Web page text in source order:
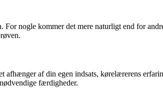
nogle kommer det mere naturligt end for
afhænger af din egen indsats, kørelærerens
færdigheder.